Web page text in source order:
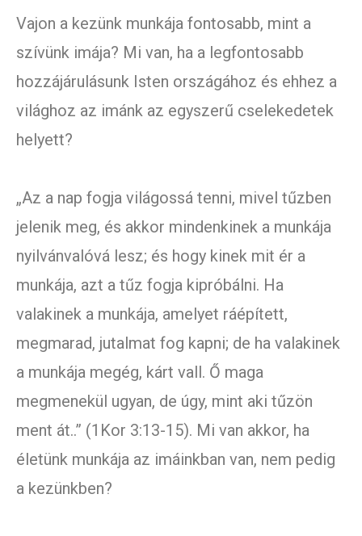
Vajon a kezünk munkája fontosabb, mint a
szívünk imája? Mi van, ha a legfontosabb
hozzájárulásunk Isten országához és ehhez a
világhoz az imánk az egyszerű cselekedetek
helyett?
„Az a nap fogja világossá tenni, mivel tűzben
jelenik meg, és akkor mindenkinek a munkája
nyilvánvalóvá lesz; és hogy kinek mit ér a
munkája, azt a tűz fogja kipróbálni. Ha
valakinek a munkája, amelyet ráépített,
megmarad, jutalmat fog kapni; de ha valakinek
a munkája megég, kárt vall. Ő maga
megmenekül ugyan, de úgy, mint aki tűzön
ment át..” (1Kor 3:13-15). Mi van akkor, ha
életünk munkája az imáinkban van, nem pedig
a kezünkben?